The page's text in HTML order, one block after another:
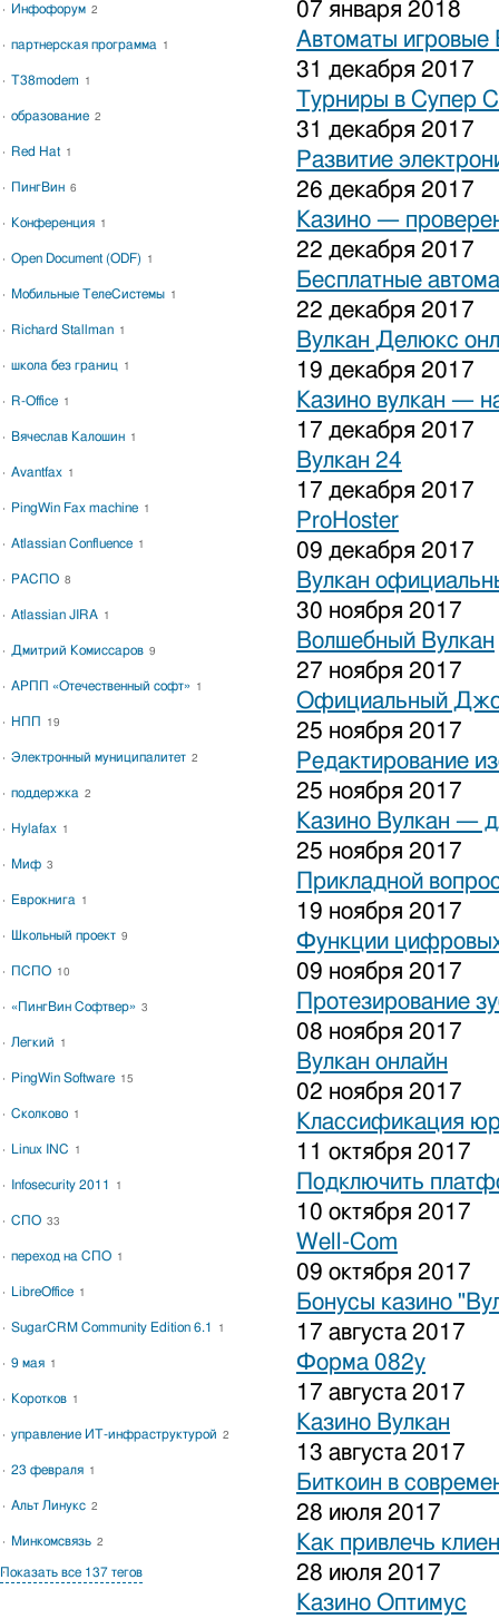
07 января 2018
Автоматы игровые
31 декабря 2017
Турниры в Супер
31 декабря 2017
Развитие
26 декабря 2017
Казино —
22 декабря 2017
Бесплатные
22 декабря 2017
Вулкан Делюкс
19 декабря 2017
Казино вулкан —
17 декабря 2017
Вулкан 24
17 декабря 2017
ProHoster
09 декабря 2017
Вулкан
30 ноября 2017
Волшебный Вулкан
27 ноября 2017
Официальный
25 ноября 2017
Редактирование
25 ноября 2017
Казино Вулкан —
25 ноября 2017
Прикладной
19 ноября 2017
Функции
09 ноября 2017
Протезирование
08 ноября 2017
Вулкан онлайн
02 ноября 2017
Классификация
11 октября 2017
Подключить
10 октября 2017
Well-Com
09 октября 2017
Бонусы казино
17 августа 2017
Форма 082у
17 августа 2017
Казино Вулкан
13 августа 2017
Биткоин в
28 июля 2017
Как привлечь
28 июля 2017
Казино Оптимус
Инфофорум 2
партнерская программа 1
T38modem 1
образование 2
Red Hat 1
ПингВин 6
Конференция 1
Open Document (ODF) 1
Мобильные ТелеСистемы 1
Richard Stallman 1
школа без границ 1
R-Office 1
Вячеслав Калошин 1
Avantfax 1
PingWin Fax machine 1
Atlassian Confluence 1
РАСПО 8
Atlassian JIRA 1
Дмитрий Комиссаров 9
АРПП «Отечественный софт» 1
НПП 19
Электронный муниципалитет 2
поддержка 2
Hylafax 1
Миф 3
Еврокнига 1
Школьный проект 9
ПСПО 10
«ПингВин Софтвер» 3
Легкий 1
PingWin Software 15
Сколково 1
Linux INC 1
Infosecurity 2011 1
СПО 33
переход на СПО 1
LibreOffice 1
SugarCRM Community Edition 6.1 1
9 мая 1
Коротков 1
управление ИТ-инфраструктурой 2
23 февраля 1
Альт Линукс 2
Минкомсвязь 2
Показать все 137 тегов